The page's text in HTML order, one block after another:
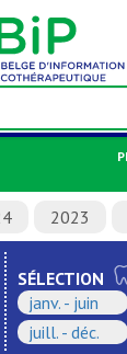
2023
SÉLECTION
janv. - juin
juill. - déc.